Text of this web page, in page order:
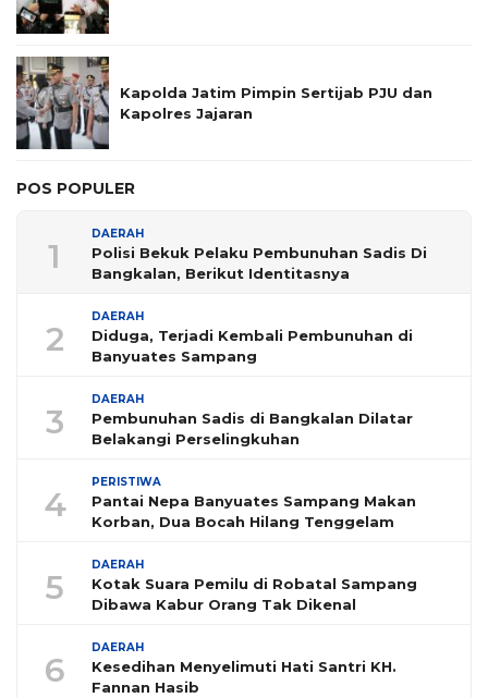
Kapolda Jatim Pimpin Sertijab PJU dan
Kapolres Jajaran
POS POPULER
1
DAERAH
Polisi Bekuk Pelaku Pembunuhan Sadis Di
Bangkalan, Berikut Identitasnya
2
DAERAH
Diduga, Terjadi Kembali Pembunuhan di
Banyuates Sampang
3
DAERAH
Pembunuhan Sadis di Bangkalan Dilatar
Belakangi Perselingkuhan
4
PERISTIWA
Pantai Nepa Banyuates Sampang Makan
Korban, Dua Bocah Hilang Tenggelam
5
DAERAH
Kotak Suara Pemilu di Robatal Sampang
Dibawa Kabur Orang Tak Dikenal
6
DAERAH
Kesedihan Menyelimuti Hati Santri KH.
Fannan Hasib